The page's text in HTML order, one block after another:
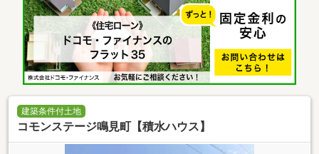
建築条件付土地
コモンステージ鳴見町【積水ハウス】